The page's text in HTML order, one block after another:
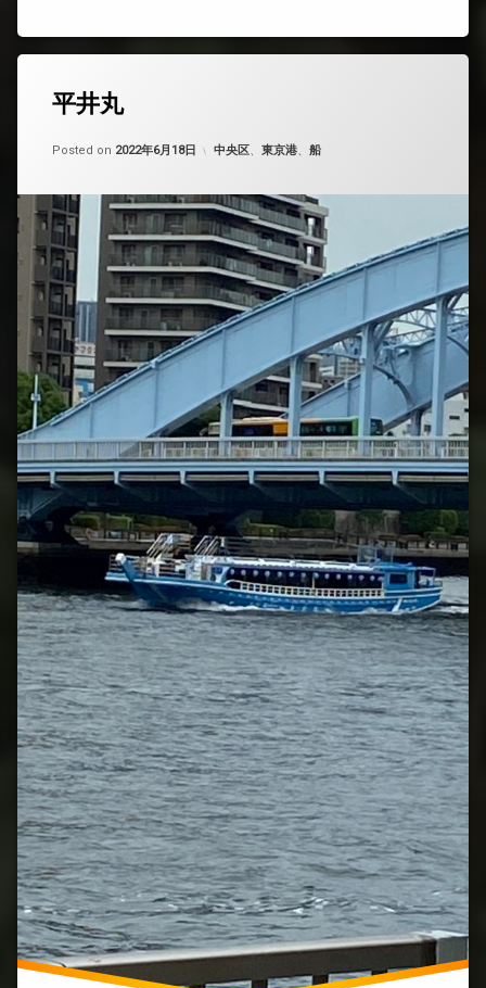
平井丸
Posted on 2022年6月18日
Updated on 2022年6月18日
by nobue
カテゴリー:
中央区 東京港 船